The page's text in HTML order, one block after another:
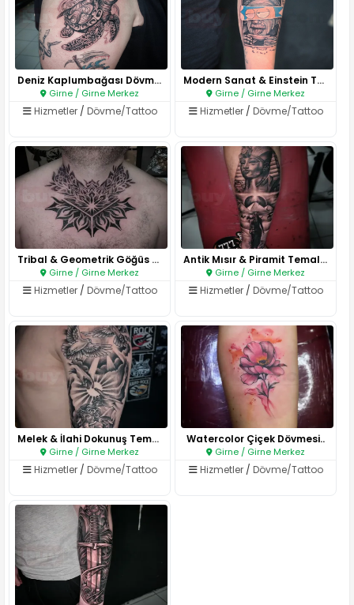
Deniz Kaplumbağası Dövmesi..
Girne / Girne Merkez
Hizmetler/ Dövme/Tattoo
Modern Sanat & Einstein Temalı..
Girne / Girne Merkez
Hizmetler/ Dövme/Tattoo
Tribal & Geometrik Göğüs Dövme..
Girne / Girne Merkez
Hizmetler/ Dövme/Tattoo
Antik Mısır & Piramit Temalı D..
Girne / Girne Merkez
Hizmetler/ Dövme/Tattoo
Melek & İlahi Dokunuş Temalı K..
Girne / Girne Merkez
Hizmetler/ Dövme/Tattoo
Watercolor Çiçek Dövmesi..
Girne / Girne Merkez
Hizmetler/ Dövme/Tattoo